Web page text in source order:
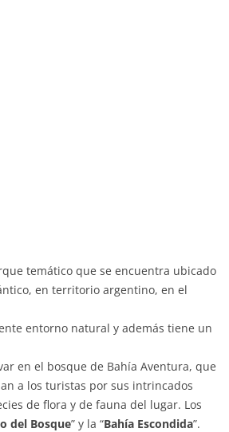
temático que se encuentra ubicado
en territorio argentino, en el
entorno natural y además tiene un
en el bosque de Bahía Aventura, que
a los turistas por sus intrincados
de flora y de fauna del lugar. Los
del Bosque” y la “Bahía Escondida”.